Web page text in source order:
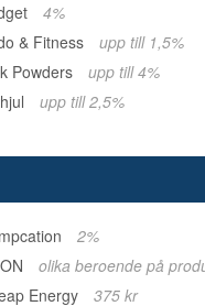
4%
& Fitness
upp till 1,5%
Powders
upp till 4%
upp till 2,5%
2%
olika beroende på
Energy
375 kr